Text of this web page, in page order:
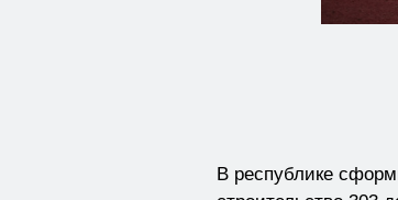
В республике